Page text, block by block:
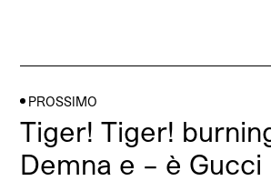
PROSSIMO
Tiger! Tiger!
Demna e – è Gucci